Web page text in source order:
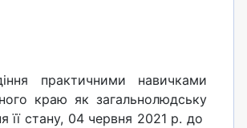
практичними навичками
краю як загальнолюдську
її стану, 04 червня 2021 р. до